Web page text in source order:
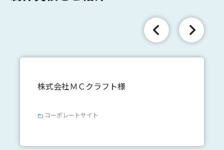
株式会社ＭＣクラフト様
コーポレートサイト